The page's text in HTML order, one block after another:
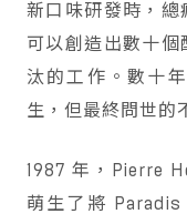
新口味研發時，總
可以創造出數十
汰的工作。數十
生，但最終問世的
1987 年，Pierre
萌生了將